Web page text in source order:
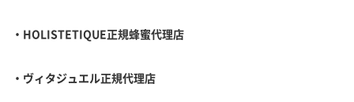
・ HOLISTETIQUE正規蜂蜜代理店
・ヴィタジュエル正規代理店